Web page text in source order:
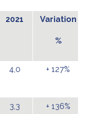
2021 Variation
%
4,0 + 127%
3,3 + 136%